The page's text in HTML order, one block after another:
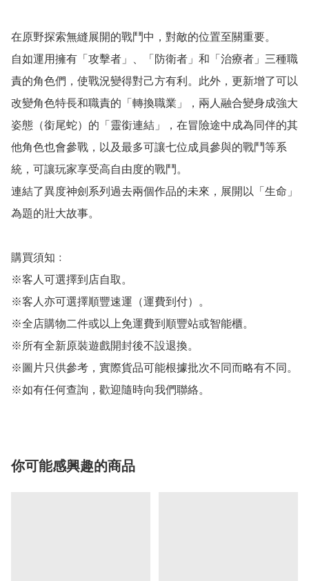
在原野探索無縫展開的戰鬥中，對敵的位置至關重要。
自如運用擁有「攻擊者」、「防衛者」和「治療者」三種職
責的角色們，使戰況變得對己方有利。此外，更新增了可以
改變角色特長和職責的「轉換職業」，兩人融合變身成強大
姿態（銜尾蛇）的「靈銜連結」，在冒險途中成為同伴的其
他角色也會參戰，以及最多可讓七位成員參與的戰鬥等系
統，可讓玩家享受高自由度的戰鬥。
連結了異度神劍系列過去兩個作品的未來，展開以「生命」
為題的壯大故事。
購買須知﹕
※客人可選擇到店自取。
※客人亦可選擇順豐速運（運費到付）。
※全店購物二件或以上免運費到順豐站或智能櫃。
※所有全新原裝遊戲開封後不設退換。
※圖片只供參考，實際貨品可能根據批次不同而略有不同。
※如有任何查詢，歡迎隨時向我們聯絡。
你可能感興趣的商品